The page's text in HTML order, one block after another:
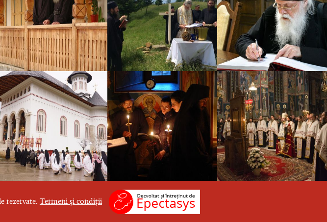
rezervate. Termeni și condiții